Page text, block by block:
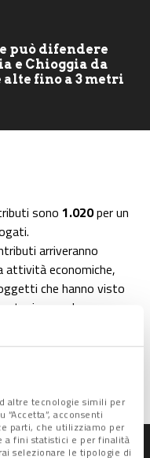
altre tecnologie simili per
acconsenti
parti, che utilizziamo per
a fini statistici e per finalità
selezionare le tipologie di
può difendere
e Chioggia da
alte fino a 3 metri
sono 1.020per un
arriveranno
attività economiche,
che hanno visto
e che ora
subiti.
il 18 aprile292soggetti
“promosso” dal